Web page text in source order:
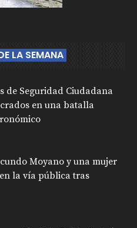
LA SEMANA
de Seguridad Ciudadana
en una batalla
Moyano y una mujer
la vía pública tras